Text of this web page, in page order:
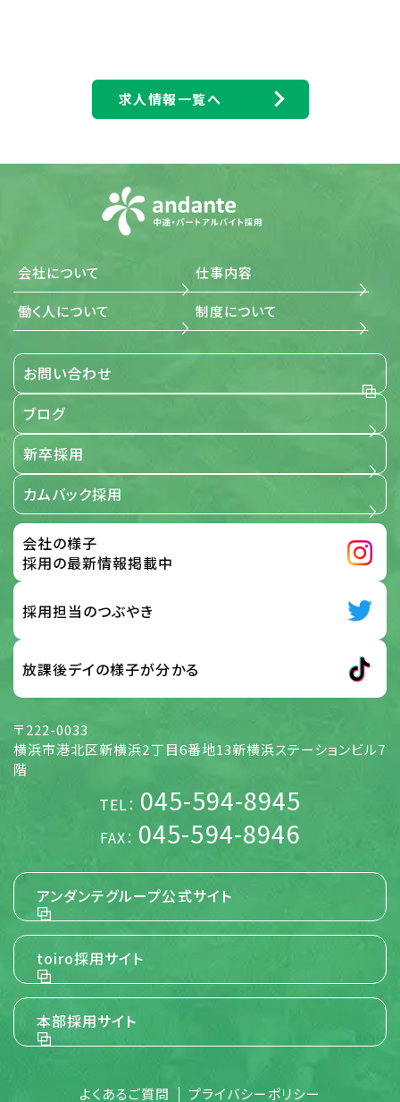
諸規則に則り、個人情報へのアクセス管理、個人情報の持
ち出し手段の制限、外部からの不正アクセスの防止等の対
策を実施し、個人情報の漏洩、滅失またはき損の防止に努
(4) 法令・規範の遵守 当社は、個人情報の取扱いに関する
法令、国が定める指針その他の規範を遵守します。また、当
社の個人情報管理規則を、これらの法令および指針その
他の規範に適合させます。
(5) 個人情報に関する本人の権利尊重 当社は、個人情報に
用もしくは提供の拒否を求められたとき、および苦情、相談
の申し出を受けたときは、個人情報に関する本人の権利を
尊重し、誠意をもって対応します。
3. 適用範囲
当社が事業で取扱う全ての個人情報に関する取扱いを定め
るものです。
【適用範囲】
4. 個人情報保護の取組み
当社は、「個人情報保護に関する当社の考え方」および「個人
とに管理責任者を設置し、個人情報について細心の注意と
最大限の努力をもって、保護、管理を行っております。 この取
扱い要旨において「個人情報」とは、次の各号に該当する情
報のうち、ご本人さまを識別することができる情報をいうも
他の方法で入力され、ご本人さまから当社に提供された情
報 前号の他、当社がご本人さまから提供を受けた情報 及
5. 個人情報の取扱い方針 (取得・利用目的、
第三者提供)
当社は、当社が展開する様々な事業活動に関して、個人情報
ものとします。また、ご本人さまに個人情報を提供いただく場
合には事前にその使用目的を明示し、ご本人さまに同意をい
ただくものとします。 当社は、特定の条件のものを除き、あら
かじめご本人さまの事前の同意を得ないで、ご本人さまの個
社と共同して事業活動を行う場合に必要となる、お名前並び
に職場およびご自宅の住所、電話番号、FAX番号、電子メー
ルアドレス等のご本人さまの個人情報につき、当該グループ
会社に提供することがあります。
【その他詳細】
6. 個人情報の開示等の請求、または苦情のお
申し出
当社が保有しているご本人さまの個人情報について、開示、
または苦情をお申し出になる場合は、所定の手続きに則り請
求人情報一覧へ
会社について 仕事内容
働く人について 制度について
お問い合わせ
ブログ
新卒採用
カムバック採用
会社の様子
採用の最新情報掲載中
採用担当のつぶやき
放課後デイの様子が分かる
〒222-0033
横浜市港北区新横浜2丁目6番地13新横浜ステーションビル7
階
TEL： 045-594-8945
FAX： 045-594-8946
アンダンテグループ公式サイト
toiro採用サイト
本部採用サイト
よくあるご質問 プライバシーポリシー